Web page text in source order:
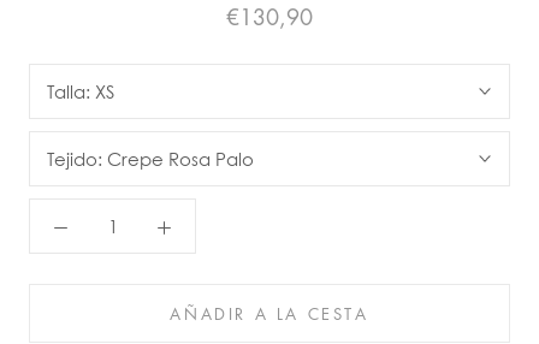
€130,90
Talla: XS
Tejido: Crepe Rosa Palo
AÑADIR A LA CESTA